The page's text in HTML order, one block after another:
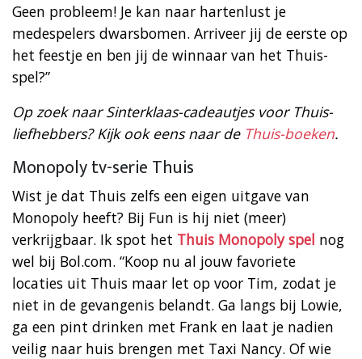
Geen probleem! Je kan naar hartenlust je
medespelers dwarsbomen. Arriveer jij de eerste op
het feestje en ben jij de winnaar van het Thuis-
spel?”
Op zoek naar Sinterklaas-cadeautjes voor Thuis-
liefhebbers? Kijk ook eens naar de Thuis-boeken.
Monopoly tv-serie Thuis
Wist je dat Thuis zelfs een eigen uitgave van
Monopoly heeft? Bij Fun is hij niet (meer)
verkrijgbaar. Ik spot het Thuis Monopoly spel nog
wel bij Bol.com. “Koop nu al jouw favoriete
locaties uit Thuis maar let op voor Tim, zodat je
niet in de gevangenis belandt. Ga langs bij Lowie,
ga een pint drinken met Frank en laat je nadien
veilig naar huis brengen met Taxi Nancy. Of wie